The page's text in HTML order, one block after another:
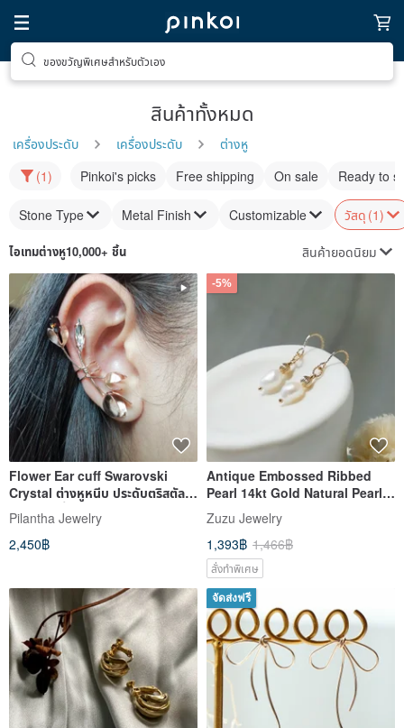
ของขวัญพิเศษสำหรับตัวเอง
สินค้าทั้งหมด
เครื่องประดับ เครื่องประดับ
ต่างหู
(1)
Pinkoi's picks Free shipping On sale Ready to
Stone Type Metal Finish Customizable วัสดุ (1)
ไอเทมต่างหู10,000+ ชิ้น สินค้ายอดนิยม
Flower Ear cuff Swarovski
Crystal ต่างหูหนีบ ประดับตริสตัล
สวาลอฟสกี้แท้ ชุบทอง
Pilantha Jewelry
2,450฿
-5%
Antique Embossed Ribbed
Pearl 14kt Gold Natural Pearl
Earrings Clip-On
Zuzu Jewelry
1,393฿ 1,466฿
สั่งทำพิเศษ
จัดส่งฟรี